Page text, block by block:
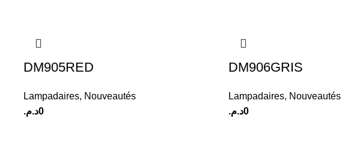
DM905RED
Lampadaires, Nouveautés
0د.م.
DM906GRIS
Lampadaires, Nouveautés
0د.م.